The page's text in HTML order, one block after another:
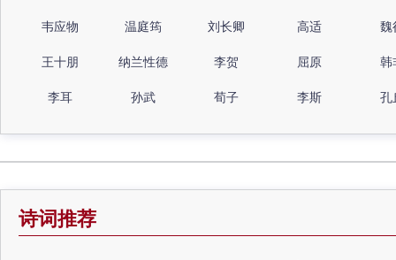
韦应物 温庭筠 刘长卿 高适 魏
王十朋 纳兰性德 李贺 屈原 韩
李耳 孙武 荀子 李斯 孔
诗词推荐